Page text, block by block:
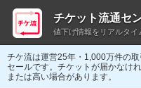
チケ流は運営25年・1,000万件の
セールです。チケットが届かなけ
または高い場合があります。
チケット流通セ
値下げ情報をリアルタイ